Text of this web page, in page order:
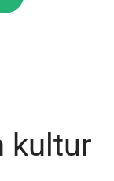
kultur